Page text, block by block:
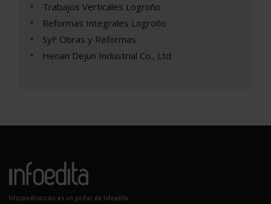
Trabajos Verticales Logroño
Reformas Integrales Logroño
SyF Obras y Reformas
Henan Dejun Industrial Co., Ltd
Infoconstrucción es un portal de Infoedita